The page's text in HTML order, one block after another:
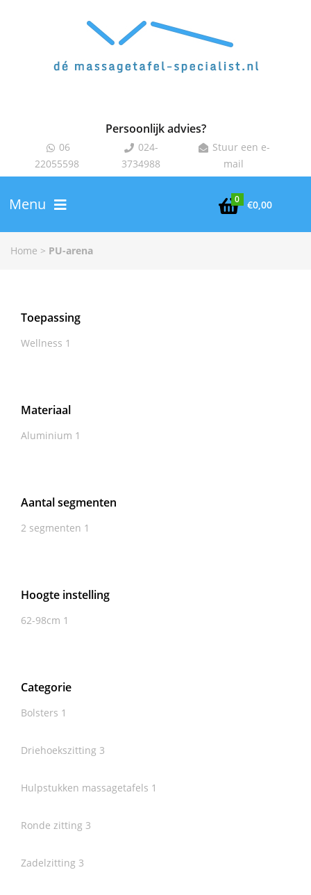
Persoonlijk advies?
 06
22055598
 024-
3734988
 Stuur een e-
mail

0 €0,00
Menu
Home > PU-arena
Toepassing
Wellness 1
Materiaal
Aluminium 1
Aantal segmenten
2 segmenten 1
Hoogte instelling
62-98cm 1
Categorie
Bolsters 1
Driehoekszitting 3
Hulpstukken massagetafels 1
Ronde zitting 3
Zadelzitting 3